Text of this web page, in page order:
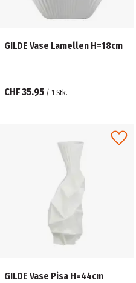
GILDE Vase Lamellen H=18cm
CHF 35.95 / 1 Stk.
GILDE Vase Pisa H=44cm